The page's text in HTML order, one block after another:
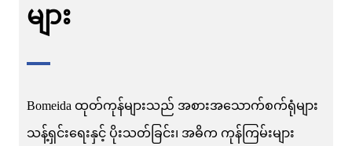
များ
Bomeida ထုတ်ကုန်များသည် အစားအသောက်စက်ရုံများ
သန့်ရှင်းရေးနှင့် ပိုးသတ်ခြင်း၊ အဓိက ကုန်ကြမ်းများ